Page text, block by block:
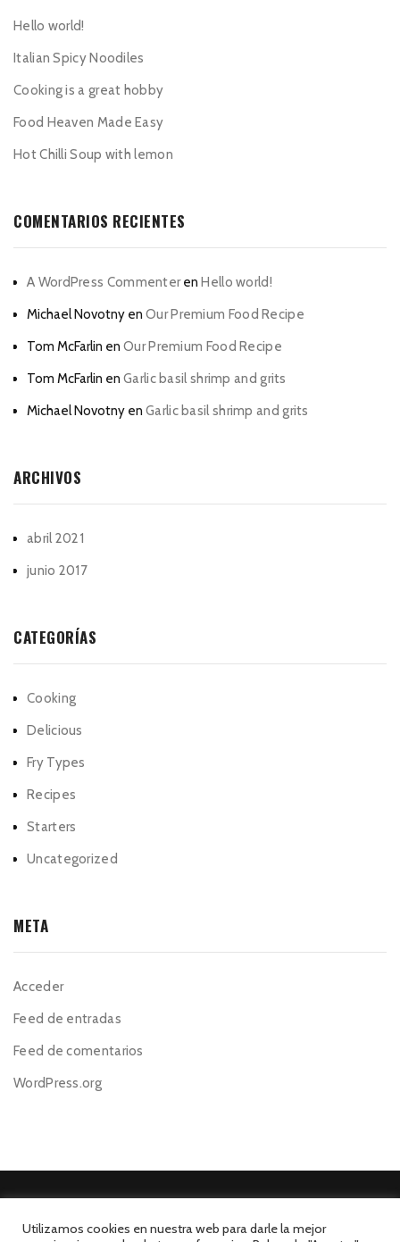
Hello world!
Italian Spicy Noodiles
Cooking is a great hobby
Food Heaven Made Easy
Hot Chilli Soup with lemon
COMENTARIOS RECIENTES
A WordPress CommenterenHello world!
Michael Novotny en Our Premium Food Recipe
Tom McFarlin en Our Premium Food Recipe
Tom McFarlin en Garlic basil shrimp and grits
Michael Novotny en Garlic basil shrimp and grits
ARCHIVOS
abril 2021
junio 2017
CATEGORÍAS
Cooking
Delicious
Fry Types
Recipes
Starters
Uncategorized
META
Acceder
Feed de entradas
Feed de comentarios
WordPress.org
Utilizamos cookies en nuestra web para darle la mejor